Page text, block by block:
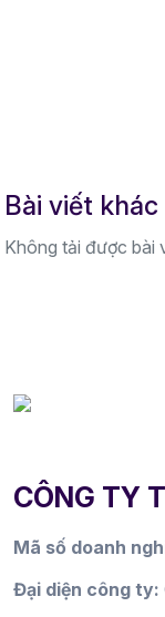
Bài viết
Không tải được bài
CÔNG TY
Mã số doanh
Đại diện công ty: